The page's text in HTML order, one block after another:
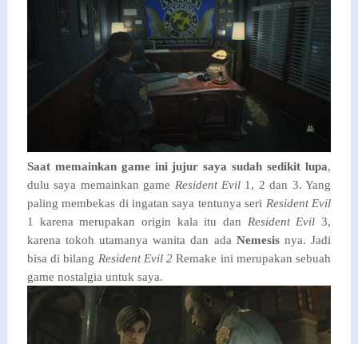
Saat memainkan game ini jujur saya sudah sedikit lupa,
dulu saya memainkan game Resident Evil 1, 2 dan 3. Yang
paling membekas di ingatan saya tentunya seri Resident Evil
1 karena merupakan origin kala itu dan Resident Evil 3,
karena tokoh utamanya wanita dan ada Nemesisnya. Jadi
bisa di bilang Resident Evil 2 Remake ini merupakan sebuah
game nostalgia untuk saya.